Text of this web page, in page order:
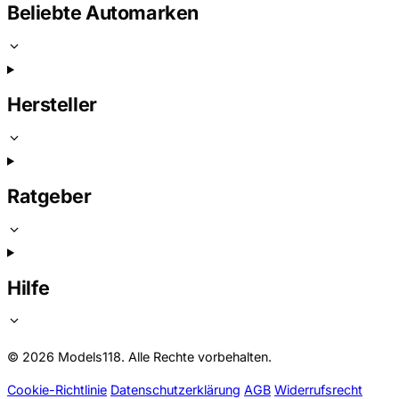
Beliebte Automarken
Hersteller
Ratgeber
Hilfe
© 2026 Models118. Alle Rechte vorbehalten.
Cookie-Richtlinie Datenschutzerklärung AGB Widerrufsrecht